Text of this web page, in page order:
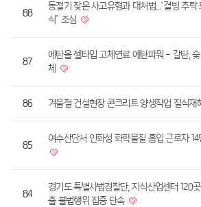
88
동절기 잦은 사고유형과 대처법…‘결빙 추락·
식’ 조심
87
에탄올 젤타입 고체연료 에탄파워 - 갈탄,
체
86 겨울철 건설현장 콘크리트 양생작업 질식재
85
여수산단서 인화성 화학물질 흡입 근로자
84
경기도 특별사법경찰단, 지식산업센터 120
출 불법행위 집중 단속